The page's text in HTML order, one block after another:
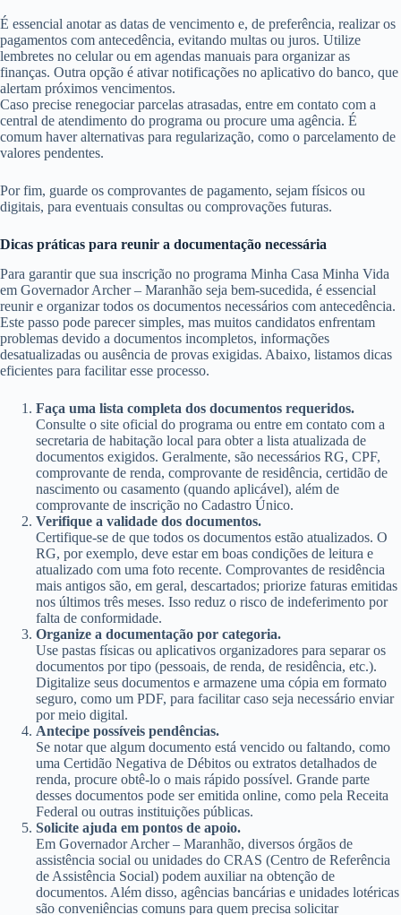
É essencial anotar as datas de vencimento e, de preferência, realizar os
pagamentos com antecedência, evitando multas ou juros. Utilize
lembretes no celular ou em agendas manuais para organizar as
finanças. Outra opção é ativar notificações no aplicativo do banco, que
alertam próximos vencimentos.
Caso precise renegociar parcelas atrasadas, entre em contato com a
central de atendimento do programa ou procure uma agência. É
comum haver alternativas para regularização, como o parcelamento de
valores pendentes.
Por fim, guarde os comprovantes de pagamento, sejam físicos ou
digitais, para eventuais consultas ou comprovações futuras.
Dicas práticas para reunir a documentação necessária
Para garantir que sua inscrição no programa Minha Casa Minha Vida
em Governador Archer – Maranhão seja bem-sucedida, é essencial
reunir e organizar todos os documentos necessários com antecedência.
Este passo pode parecer simples, mas muitos candidatos enfrentam
problemas devido a documentos incompletos, informações
desatualizadas ou ausência de provas exigidas. Abaixo, listamos dicas
eficientes para facilitar esse processo.
Faça uma lista completa dos documentos requeridos.
Consulte o site oficial do programa ou entre em contato com a
secretaria de habitação local para obter a lista atualizada de
documentos exigidos. Geralmente, são necessários RG, CPF,
comprovante de renda, comprovante de residência, certidão de
nascimento ou casamento (quando aplicável), além de
comprovante de inscrição no Cadastro Único.
Verifique a validade dos documentos.
Certifique-se de que todos os documentos estão atualizados. O
RG, por exemplo, deve estar em boas condições de leitura e
atualizado com uma foto recente. Comprovantes de residência
mais antigos são, em geral, descartados; priorize faturas emitidas
nos últimos três meses. Isso reduz o risco de indeferimento por
falta de conformidade.
Organize a documentação por categoria.
Use pastas físicas ou aplicativos organizadores para separar os
documentos por tipo (pessoais, de renda, de residência, etc.).
Digitalize seus documentos e armazene uma cópia em formato
seguro, como um PDF, para facilitar caso seja necessário enviar
por meio digital.
Antecipe possíveis pendências.
Se notar que algum documento está vencido ou faltando, como
uma Certidão Negativa de Débitos ou extratos detalhados de
renda, procure obtê-lo o mais rápido possível. Grande parte
desses documentos pode ser emitida online, como pela Receita
Federal ou outras instituições públicas.
Solicite ajuda em pontos de apoio.
Em Governador Archer – Maranhão, diversos órgãos de
assistência social ou unidades do CRAS (Centro de Referência
de Assistência Social) podem auxiliar na obtenção de
documentos. Além disso, agências bancárias e unidades lotéricas
são conveniências comuns para quem precisa solicitar